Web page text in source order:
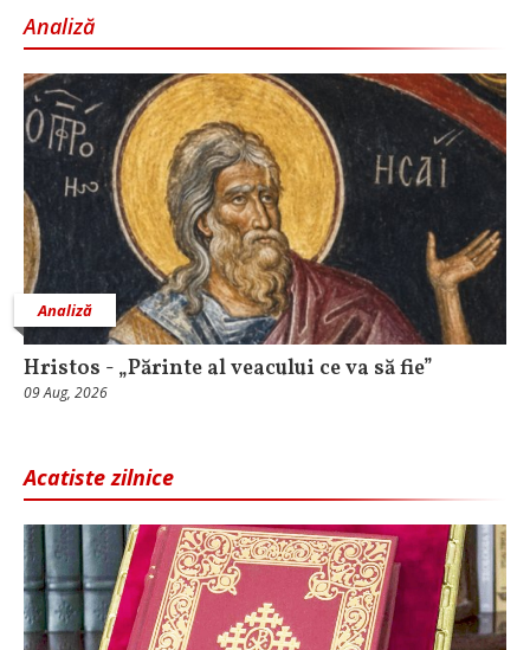
Analiză
Analiză
Hristos - „Părinte al veacului ce va să fie”
09 Aug, 2026
Acatiste zilnice